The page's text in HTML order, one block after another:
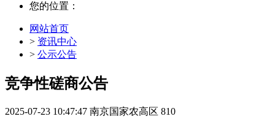
您的位置：
网站首页
> 资讯中心
> 公示公告
竞争性磋商公告
2025-07-23 10:47:47 南京国家农高区 810